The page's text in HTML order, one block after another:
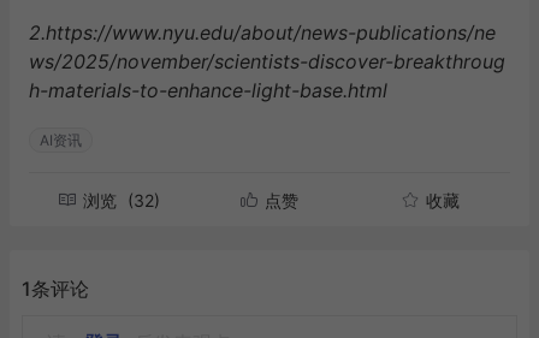
2.https://www.nyu.edu/about/news-publications/ne
ws/2025/november/scientists-discover-breakthroug
h-materials-to-enhance-light-base.html
AI资讯
浏览 (32) 点赞 收藏
1条评论